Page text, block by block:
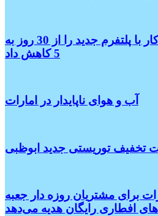
دبی پروسه اخذ ویزای کار با پلتفرم جدید را از 30 روز به
5 کاهش داد
آب و هوای ناپایدار در امارات
تخفیف توریستی جدید ابوظبی
برای مشتریان روزه دار جعبه
های افطاری رایگان هدیه می‌دهد